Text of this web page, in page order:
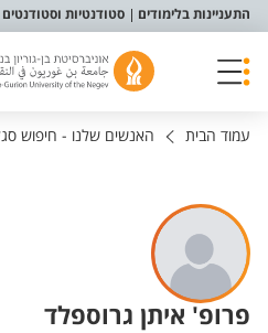
תפריט נגישות
התעניינות בלימודים סטודנטיות וסטודנטים
עמוד הבית האנשים שלנו - חיפוש
פרופ' איתן גרוספלד